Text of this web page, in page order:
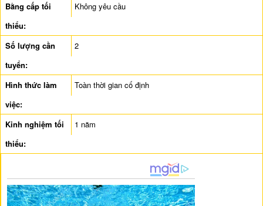
Bằng cấp tối
thiểu:
Không yêu cầu
Số lượng cần
tuyển:
2
Hình thức làm
việc:
Toàn thời gian cố định
Kinh nghiệm tối
thiểu:
1 năm